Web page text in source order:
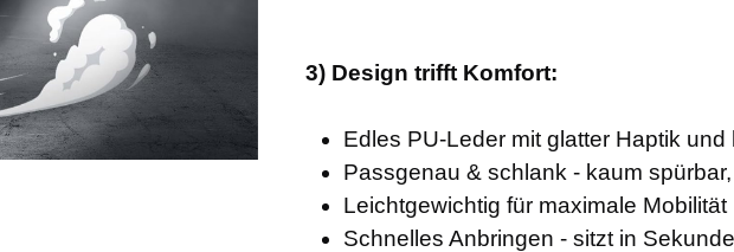
3) Design trifft Komfort:
Edles PU-Leder mit glatter Haptik
Passgenau & schlank - kaum
Leichtgewichtig für maximale Mobilität
Schnelles Anbringen - sitzt in